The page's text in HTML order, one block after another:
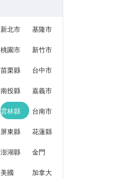
新北市 基隆市
桃園市 新竹市
苗栗縣 台中市
南投縣 嘉義市
雲林縣 台南市
屏東縣 花蓮縣
澎湖縣 金門
美國 加拿大